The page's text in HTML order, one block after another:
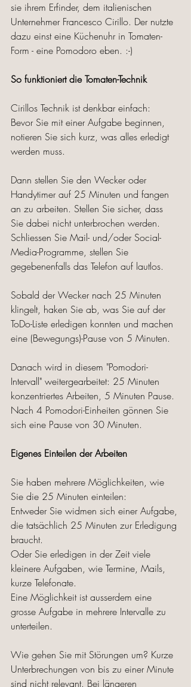
sie ihrem Erfinder, dem italienischen
Unternehmer Francesco Cirillo. Der nutzte
dazu einst eine Küchenuhr in Tomaten-
Form - eine Pomodoro eben. :-)
So funktioniert die Tomaten-Technik
Cirillos Technik ist denkbar einfach:
Bevor Sie mit einer Aufgabe beginnen,
notieren Sie sich kurz, was alles erledigt
werden muss.
Dann stellen Sie den Wecker oder
Handytimer auf 25 Minuten und fangen
an zu arbeiten. Stellen Sie sicher, dass
Sie dabei nicht unterbrochen werden.
Schliessen Sie Mail- und/oder Social-
Media-Programme, stellen Sie
gegebenenfalls das Telefon auf lautlos.
Sobald der Wecker nach 25 Minuten
klingelt, haken Sie ab, was Sie auf der
ToDo-Liste erledigen konnten und machen
eine (Bewegungs)-Pause von 5 Minuten.
Danach wird in diesem "Pomodori-
Intervall" weitergearbeitet: 25 Minuten
konzentriertes Arbeiten, 5 Minuten Pause.
Nach 4 Pomodori-Einheiten gönnen Sie
sich eine Pause von 30 Minuten.
Eigenes Einteilen der Arbeiten
Sie haben mehrere Möglichkeiten, wie
Sie die 25 Minuten einteilen:
Entweder Sie widmen sich einer Aufgabe,
die tatsächlich 25 Minuten zur Erledigung
braucht.
Oder Sie erledigen in der Zeit viele
kleinere Aufgaben, wie Termine, Mails,
kurze Telefonate.
Eine Möglichkeit ist ausserdem eine
grosse Aufgabe in mehrere Intervalle zu
unterteilen.
Wie gehen Sie mit Störungen um? Kurze
Unterbrechungen von bis zu einer Minute
sind nicht relevant. Bei längeren